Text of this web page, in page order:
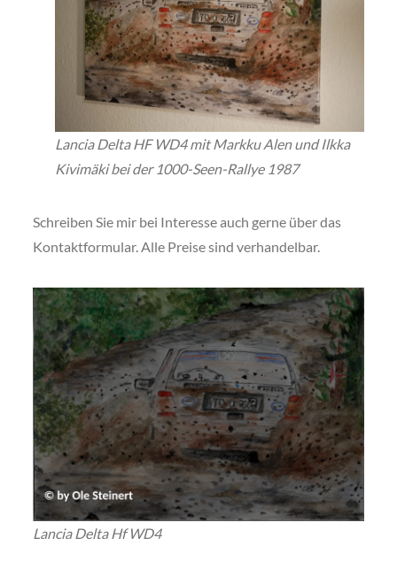
Lancia Delta HF WD4 mit Markku Alen und Ilkka
Kivimäki bei der 1000-Seen-Rallye 1987
Schreiben Sie mir bei Interesse auch gerne über das
Kontaktformular. Alle Preise sind verhandelbar.
Lancia Delta Hf WD4